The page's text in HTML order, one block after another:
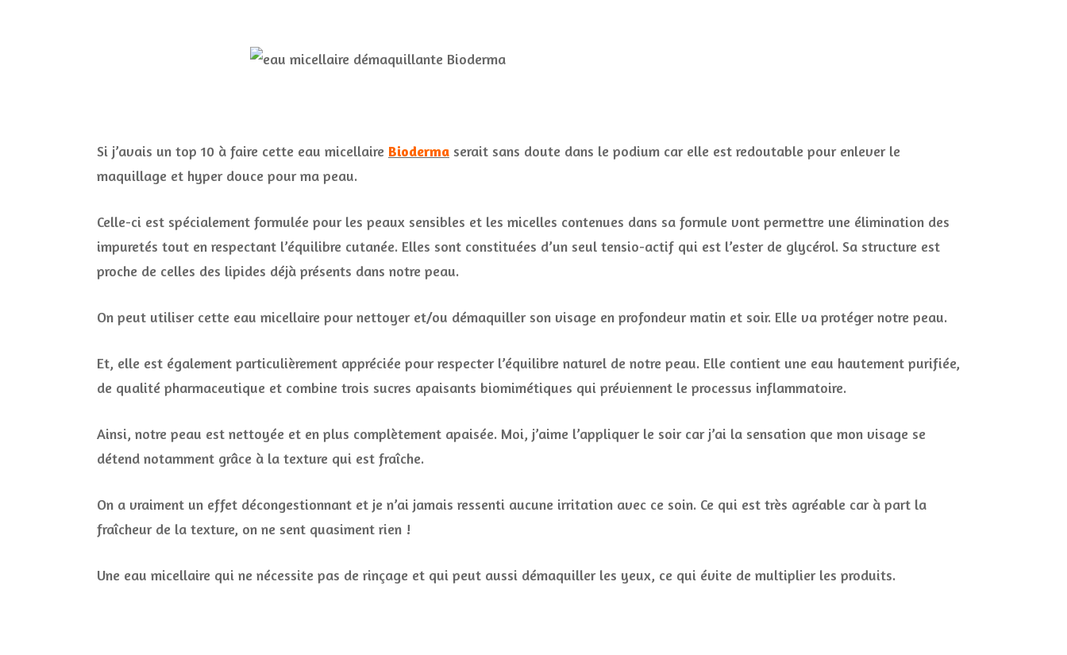
Si j’avais un top 10 à faire cette eau micellaire Bioderma serait sans doute dans le podium car elle est redoutable pour enlever le
maquillage et hyper douce pour ma peau.
Celle-ci est spécialement formulée pour les peaux sensibles et les micelles contenues dans sa formule vont permettre une élimination des
impuretés tout en respectant l’équilibre cutanée. Elles sont constituées d’un seul tensio-actif qui est l’ester de glycérol. Sa structure est
proche de celles des lipides déjà présents dans notre peau.
On peut utiliser cette eau micellaire pour nettoyer et/ou démaquiller son visage en profondeur matin et soir. Elle va protéger notre peau.
Et, elle est également particulièrement appréciée pour respecter l’équilibre naturel de notre peau. Elle contient une eau hautement purifiée,
de qualité pharmaceutique et combine trois sucres apaisants biomimétiques qui préviennent le processus inflammatoire.
Ainsi, notre peau est nettoyée et en plus complètement apaisée. Moi, j’aime l’appliquer le soir car j’ai la sensation que mon visage se
détend notamment grâce à la texture qui est fraîche.
On a vraiment un effet décongestionnant et je n’ai jamais ressenti aucune irritation avec ce soin. Ce qui est très agréable car à part la
fraîcheur de la texture, on ne sent quasiment rien !
Une eau micellaire qui ne nécessite pas de rinçage et qui peut aussi démaquiller les yeux, ce qui évite de multiplier les produits.